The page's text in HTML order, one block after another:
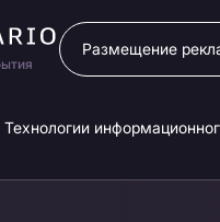
Размещение